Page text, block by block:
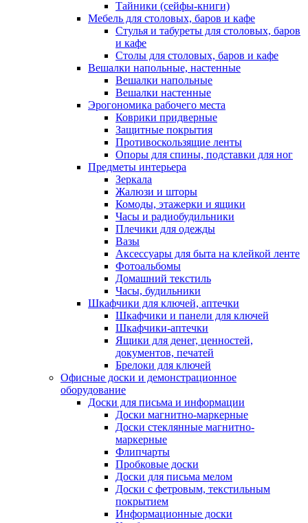
Тайники (сейфы-книги)
Мебель для столовых, баров и кафе
Стулья и табуреты для столовых, баров
и кафе
Столы для столовых, баров и кафе
Вешалки напольные, настенные
Вешалки напольные
Вешалки настенные
Эрогономика рабочего места
Коврики придверные
Защитные покрытия
Противоскользящие ленты
Опоры для спины, подставки для ног
Предметы интерьера
Зеркала
Жалюзи и шторы
Комоды, этажерки и ящики
Часы и радиобудильники
Плечики для одежды
Вазы
Аксессуары для быта на клейкой ленте
Фотоальбомы
Домашний текстиль
Часы, будильники
Шкафчики для ключей, аптечки
Шкафчики и панели для ключей
Шкафчики-аптечки
Ящики для денег, ценностей,
документов, печатей
Брелоки для ключей
Офисные доски и демонстрационное
оборудование
Доски для письма и информации
Доски магнитно-маркерные
Доски стеклянные магнитно-
маркерные
Флипчарты
Пробковые доски
Доски для письма мелом
Доски с фетровым, текстильным
покрытием
Информационные доски